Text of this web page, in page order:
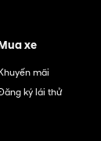
xe
Khuyến mãi
ký lái thử